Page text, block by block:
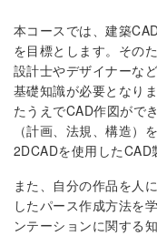
本コースでは、建築
を目標とします。その
設計士やデザイナーな
基礎知識が必要となり
たうえでCAD作図がで
（計画、法規、構造）
2DCADを使用したCAD
また、自分の作品を人
したパース作成方法を
ンテーションに関する